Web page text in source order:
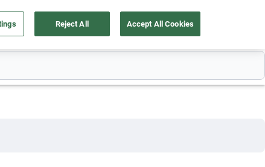
auto Nosotros Ubicación
Reject All Accept All Cookies